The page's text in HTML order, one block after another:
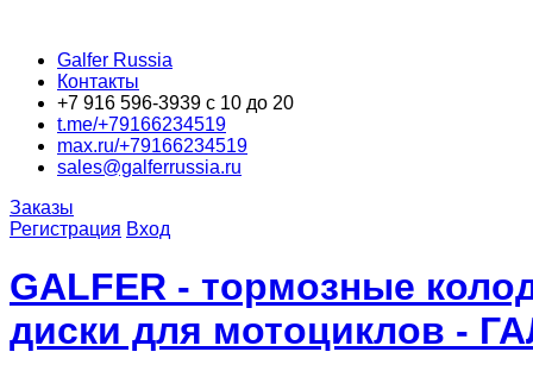
Galfer Russia
Контакты
+7 916 596-3939 с 10 до 20
t.me/+79166234519
max.ru/+79166234519
sales@galferrussia.ru
Заказы
Регистрация Вход
GALFER - тормозные
диски для мотоциклов -